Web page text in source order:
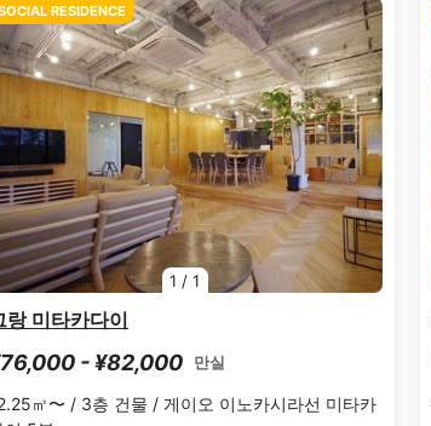
1 /1
RESIDENCE
랑 미타카다이
- ¥82,000 만실
㎡〜 / 3층 건물 / 게이오 이노카시라선 미타카